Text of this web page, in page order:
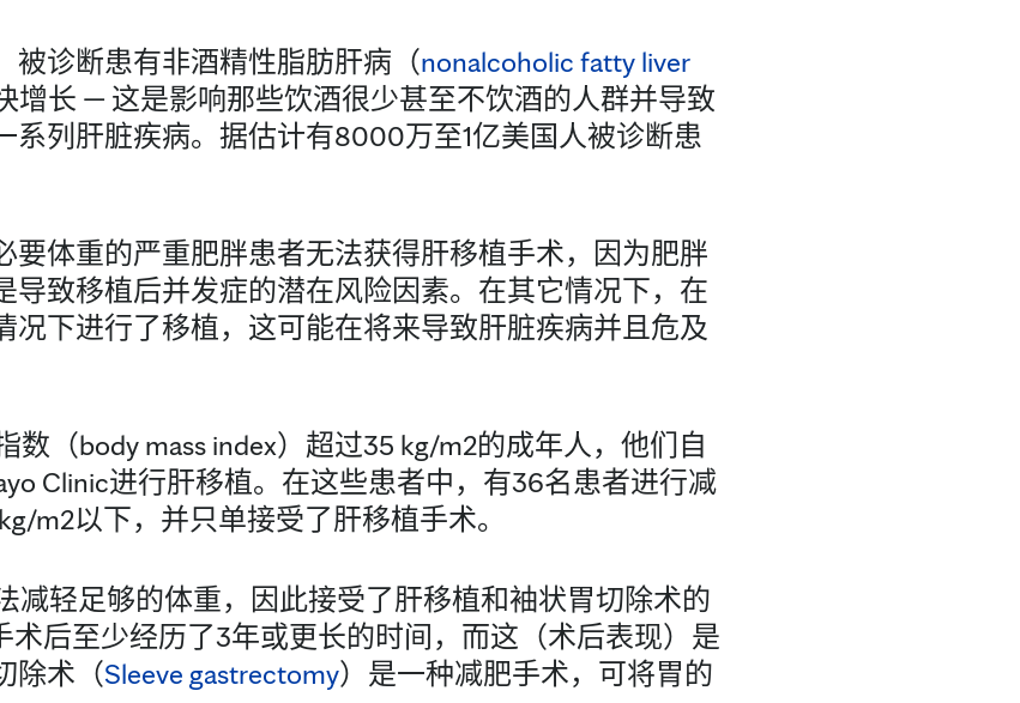
被诊断患有非酒精性脂肪肝病（nonalcoholic fatty liver
增长 — 这是影响那些饮酒很少甚至不饮酒的人群并导致
系列肝脏疾病。据估计有8000万至1亿美国人被诊断患
要体重的严重肥胖患者无法获得肝移植手术，因为肥胖
导致移植后并发症的潜在风险因素。在其它情况下，在
况下进行了移植，这可能在将来导致肝脏疾病并且危及
数（body mass index）超过35 kg/m2的成年人，他们自
Clinic进行肝移植。在这些患者中，有36名患者进行减
m2以下，并只单接受了肝移植手术。
减轻足够的体重，因此接受了肝移植和袖状胃切除术的
术后至少经历了3年或更长的时间，而这（术后表现）是
除术（Sleeve gastrectomy）是一种减肥手术，可将胃的